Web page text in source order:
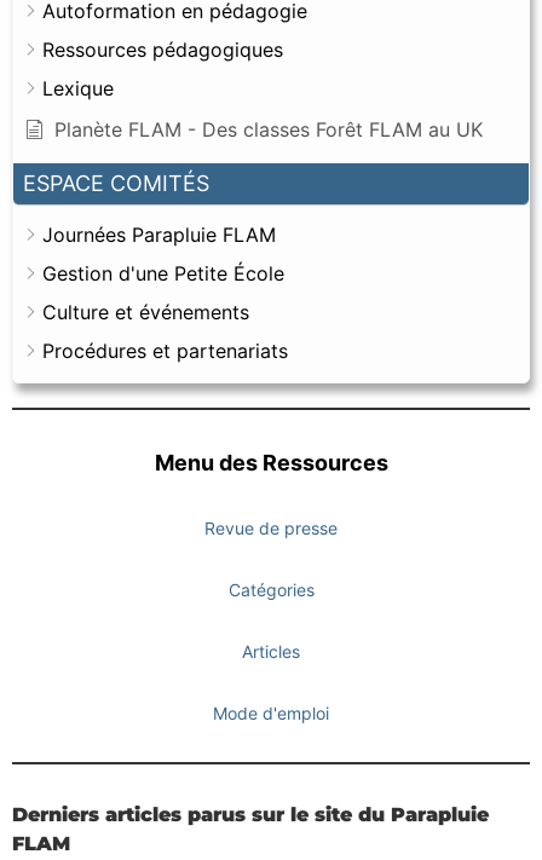
Autoformation en pédagogie
Ressources pédagogiques
Lexique
Planète FLAM - Des classes Forêt FLAM au UK
ESPACE COMITÉS
Journées Parapluie FLAM
Gestion d'une Petite École
Culture et événements
Procédures et partenariats
Menu des Ressources
Revue de presse
Catégories
Articles
Mode d'emploi
Derniers articles parus sur le site du Parapluie
FLAM